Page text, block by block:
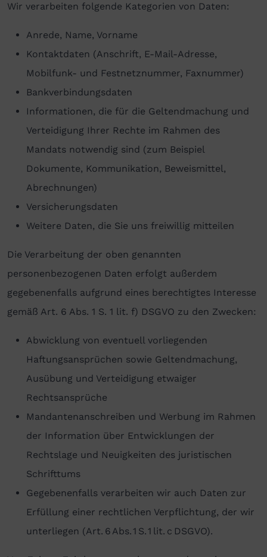
Wir verarbeiten folgende Kategorien von Daten:
Anrede, Name, Vorname
Kontaktdaten (Anschrift, E-Mail-Adresse,
Mobilfunk- und Festnetznummer, Faxnummer)
Bankverbindungsdaten
Informationen, die für die Geltendmachung und
Verteidigung Ihrer Rechte im Rahmen des
Mandats notwendig sind (zum Beispiel
Dokumente, Kommunikation, Beweismittel,
Abrechnungen)
Versicherungsdaten
Weitere Daten, die Sie uns freiwillig mitteilen
Die Verarbeitung der oben genannten
personenbezogenen Daten erfolgt außerdem
gegebenenfalls aufgrund eines berechtigtes Interesse
gemäß Art. 6 Abs. 1 S. 1 lit. f) DSGVO zu den Zwecken:
Abwicklung von eventuell vorliegenden
Haftungsansprüchen sowie Geltendmachung,
Ausübung und Verteidigung etwaiger
Rechtsansprüche
Mandantenanschreiben und Werbung im Rahmen
der Information über Entwicklungen der
Rechtslage und Neuigkeiten des juristischen
Schrifttums
Gegebenenfalls verarbeiten wir auch Daten zur
Erfüllung einer rechtlichen Verpflichtung, der wir
unterliegen (Art. 6 Abs. 1 S. 1 lit. c DSGVO).